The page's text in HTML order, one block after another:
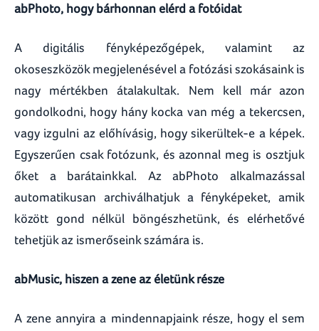
abPhoto, hogy bárhonnan elérd a fotóidat
A digitális fényképezőgépek, valamint az
okoseszközök megjelenésével a fotózási szokásaink is
nagy mértékben átalakultak. Nem kell már azon
gondolkodni, hogy hány kocka van még a tekercsen,
vagy izgulni az előhívásig, hogy sikerültek-e a képek.
Egyszerűen csak fotózunk, és azonnal meg is osztjuk
őket a barátainkkal. Az abPhoto alkalmazással
automatikusan archiválhatjuk a fényképeket, amik
között gond nélkül böngészhetünk, és elérhetővé
tehetjük az ismerőseink számára is.
abMusic, hiszen a zene az életünk része
A zene annyira a mindennapjaink része, hogy el sem